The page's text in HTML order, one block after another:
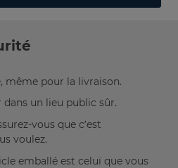
même pour la livraison.
dans un lieu public sûr.
vous que c’est
voulez.
emballé est celui que vous